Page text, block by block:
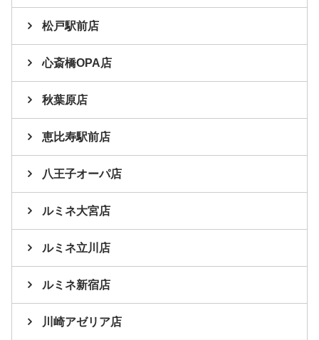
松戸駅前店
心斎橋OPA店
秋葉原店
恵比寿駅前店
八王子オーパ店
ルミネ大宮店
ルミネ立川店
ルミネ新宿店
川崎アゼリア店